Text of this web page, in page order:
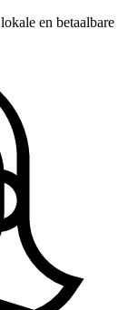
en betaalbare